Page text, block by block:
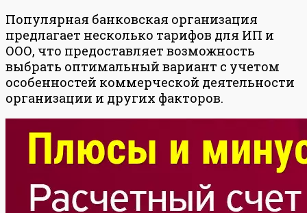
Популярная банковская организация
предлагает несколько тарифов для ИП и
ООО, что предоставляет возможность
выбрать оптимальный вариант с учетом
особенностей коммерческой деятельности
организации и других факторов.